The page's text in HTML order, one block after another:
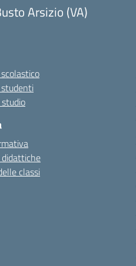
Arsizio (VA)
didattiche
classi